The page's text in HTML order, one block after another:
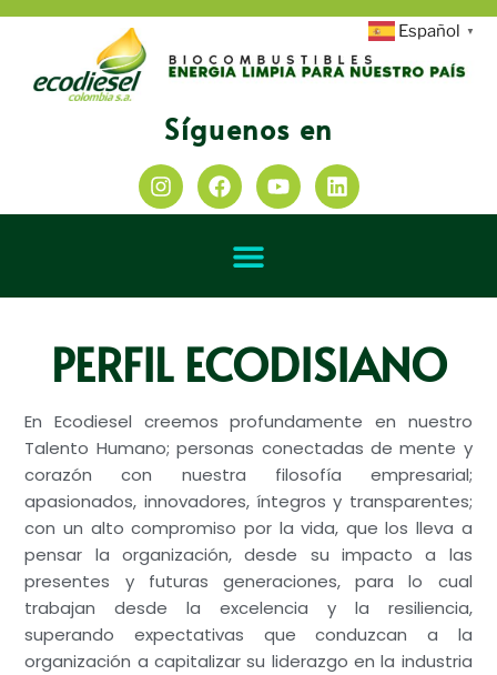
Síguenos en
PERFIL ECODISIANO
En Ecodiesel creemos profundamente en nuestro
Talento Humano; personas conectadas de mente y
corazón con nuestra filosofía empresarial;
apasionados, innovadores, íntegros y transparentes;
con un alto compromiso por la vida, que los lleva a
pensar la organización, desde su impacto a las
presentes y futuras generaciones, para lo cual
trabajan desde la excelencia y la resiliencia,
superando expectativas que conduzcan a la
organización a capitalizar su liderazgo en la industria
Español ▼